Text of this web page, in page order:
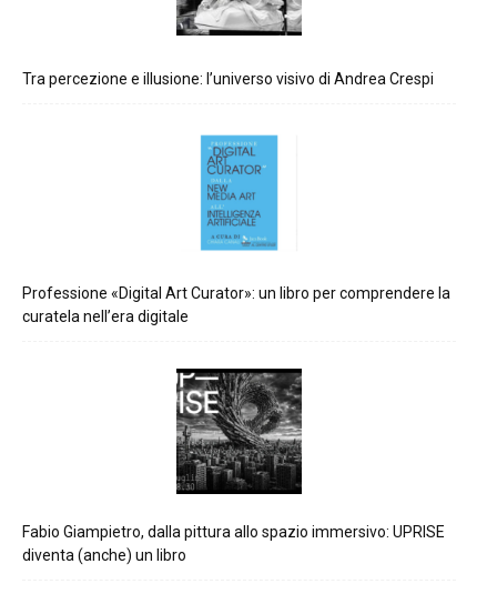
Tra percezione e illusione: l’universo visivo di Andrea Crespi
Professione «Digital Art Curator»: un libro per comprendere la
curatela nell’era digitale
Fabio Giampietro, dalla pittura allo spazio immersivo: UPRISE
diventa (anche) un libro